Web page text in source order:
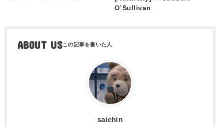
O’Sullivan
ABOUT US
saichin